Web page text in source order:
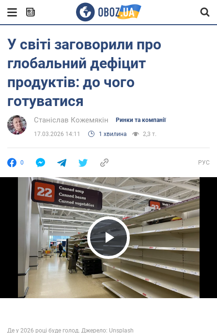
У світі заговорили про
глобальний дефіцит
продуктів: до чого
готуватися
Станіслав Кожемякін Ринки та компанії
17.03.2026 14:11 1 хвилина 2,3 т.
0 РУС
Play Video